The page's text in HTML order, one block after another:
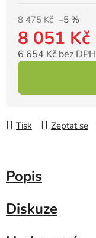
8 475 Kč –5 %
8 051 Kč
6 654 Kč bez DPH
Tisk Zeptat se
Popis
Diskuze